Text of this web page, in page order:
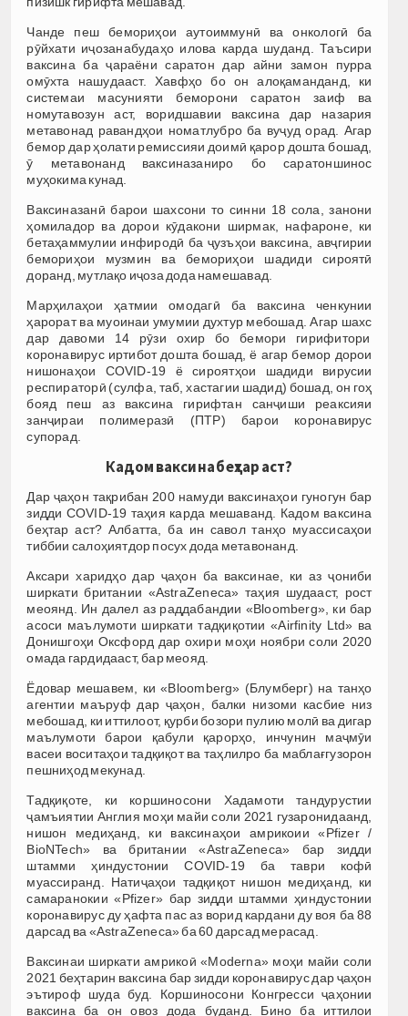
Чанде пеш бемориҳои аутоиммунӣ ва онкологӣ ба
рӯйхати иҷозанабудаҳо илова карда шуданд. Таъсири
ваксина ба ҷараёни саратон дар айни замон пурра
омӯхта нашудааст. Хавфҳо бо он алоқаманданд, ки
системаи масунияти беморони саратон заиф ва
номутавозун аст, воридшавии ваксина дар назария
метавонад равандҳои номатлубро ба вуҷуд орад. Агар
бемор дар ҳолати ремиссияи доимӣ қарор дошта бошад,
ӯ метавонанд ваксиназаниро бо саратоншинос
муҳокима кунад.
Ваксиназанӣ барои шахсони то синни 18 сола, занони
ҳомиладор ва дорои кӯдакони ширмак, нафароне, ки
бетаҳаммулии инфиродӣ ба ҷузъҳои ваксина, авҷгирии
бемориҳои музмин ва бемориҳои шадиди сироятӣ
доранд, мутлақо иҷоза дода намешавад.
Марҳилаҳои ҳатмии омодагӣ ба ваксина ченкунии
ҳарорат ва муоинаи умумии духтур мебошад. Агар шахс
дар давоми 14 рӯзи охир бо бемори гирифитори
коронавирус иртибот дошта бошад, ё агар бемор дорои
нишонаҳои COVID-19 ё сироятҳои шадиди вирусии
респираторӣ (сулфа, таб, хастагии шадид) бошад, он гоҳ
бояд пеш аз ваксина гирифтан санҷиши реаксияи
занҷираи полимеразӣ (ПТР) барои коронавирус
супорад.
Кадом ваксина беҳтар аст?
Дар ҷаҳон тақрибан 200 намуди ваксинаҳои гуногун бар
зидди COVID-19 таҳия карда мешаванд. Кадом ваксина
беҳтар аст? Албатта, ба ин савол танҳо муассисаҳои
тиббии салоҳиятдор посух дода метавонанд.
Аксари харидҳо дар ҷаҳон ба ваксинае, ки аз ҷониби
ширкати британии «AstraZeneca» таҳия шудааст, рост
меоянд. Ин далел аз раддабандии «Bloomberg», ки бар
асоси маълумоти ширкати тадқиқотии «Airfinity Ltd» ва
Донишгоҳи Оксфорд дар охири моҳи ноябри соли 2020
омада гардидааст, бар меояд.
Ёдовар мешавем, ки «Bloomberg» (Блумберг) на танҳо
агентии маъруф дар ҷаҳон, балки низоми касбие низ
мебошад, ки иттилоот, қурби бозори пулию молӣ ва дигар
маълумоти барои қабули қарорҳо, инчунин маҷмӯи
васеи воситаҳои тадқиқот ва таҳлилро ба маблағгузорон
пешниҳод мекунад.
Тадқиқоте, ки коршиносони Хадамоти тандурустии
ҷамъиятии Англия моҳи майи соли 2021 гузаронидаанд,
нишон медиҳанд, ки ваксинаҳои амрикоии «Pfizer /
BioNTech» ва британии «AstraZeneca» бар зидди
штамми ҳиндустонии COVID-19 ба таври кофӣ
муассиранд. Натиҷаҳои тадқиқот нишон медиҳанд, ки
самаранокии «Pfizer» бар зидди штамми ҳиндустонии
коронавирус ду ҳафта пас аз ворид кардани ду воя ба 88
дарсад ва «AstraZeneca» ба 60 дарсад мерасад.
Ваксинаи ширкати амрикоӣ «Moderna» моҳи майи соли
2021 беҳтарин ваксина бар зидди коронавирус дар ҷаҳон
эътироф шуда буд. Коршиносони Конгресси ҷаҳонии
ваксина ба он овоз дода буданд. Бино ба иттилои